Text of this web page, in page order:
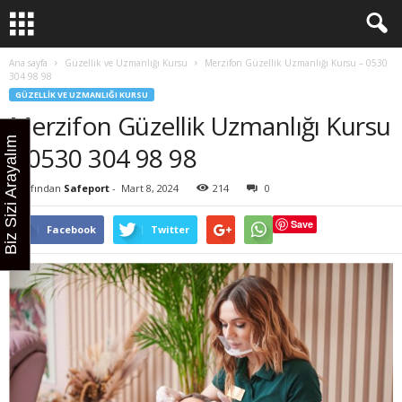
Ana sayfa Güzellik ve Uzmanlığı Kursu
Merzifon Güzellik Uzmanlığı Kursu – 0530
304 98 98
GÜZELLIK VE UZMANLIĞI KURSU
Merzifon Güzellik Uzmanlığı Kursu
– 0530 304 98 98
Tarafından Safeport - Mart 8, 2024 214 0
Facebook Twitter Save
Biz Sizi Arayalım